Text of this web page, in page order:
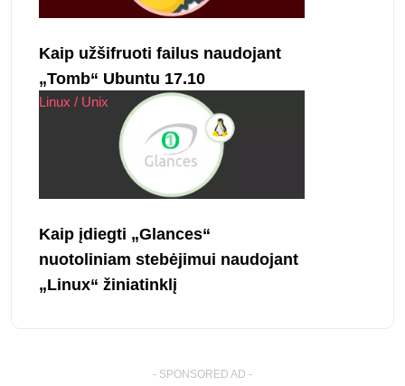
Kaip užšifruoti failus naudojant
„Tomb“ Ubuntu 17.10
Linux / Unix
Kaip įdiegti „Glances“
nuotoliniam stebėjimui naudojant
„Linux“ žiniatinklį
- SPONSORED AD -